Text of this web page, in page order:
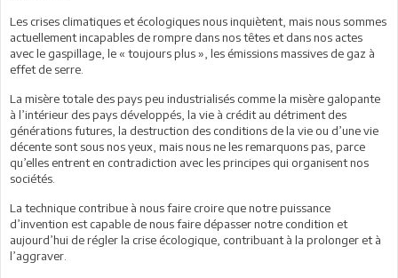
Les crises climatiques et écologiques nous inquiètent, mais nous sommes
actuellement incapables de rompre dans nos têtes et dans nos actes
avec le gaspillage, le « toujours plus », les émissions massives de gaz à
effet de serre.
La misère totale des pays peu industrialisés comme la misère galopante
à l’intérieur des pays développés, la vie à crédit au détriment des
générations futures, la destruction des conditions de la vie ou d’une vie
décente sont sous nos yeux, mais nous ne les remarquons pas, parce
qu’elles entrent en contradiction avec les principes qui organisent nos
sociétés.
La technique contribue à nous faire croire que notre puissance
d’invention est capable de nous faire dépasser notre condition et
aujourd’hui de régler la crise écologique, contribuant à la prolonger et à
l’aggraver.